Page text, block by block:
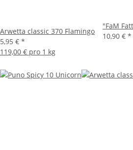
Arwetta classic 370 Flamingo
5,95 € *
119,00 € pro 1 kg
"FaM
10,90 € *